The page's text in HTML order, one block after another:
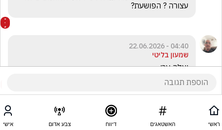
עצורה ? הפושעת?
04:40 - 22.06.2026
שמעון בליטי
יאלה עכו.
ראשי האשטאגים דיווח צבע אדום אישי